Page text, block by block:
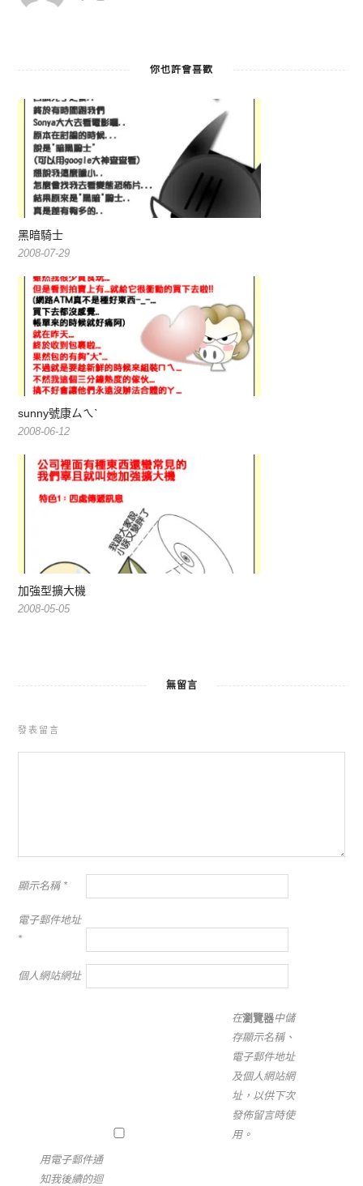
你也許會喜歡
黑暗騎士
2008-07-29
sunny號康ㄙㄟˋ
2008-06-12
加強型擴大機
2008-05-05
無留言
發表留言
顯示名稱 *
電子郵件地址
*
個人網站網址
在瀏覽器中儲
存顯示名稱、
電子郵件地址
及個人網站網
址，以供下次
發佈留言時使
用。
用電子郵件通
知我後續的迴